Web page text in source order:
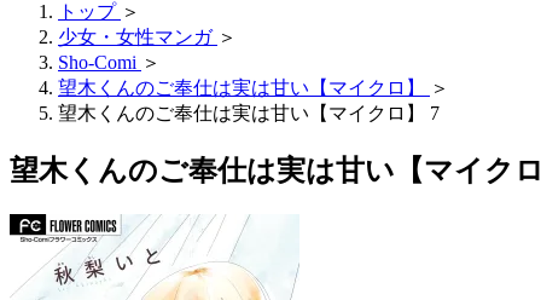
トップ ＞
少女・女性マンガ ＞
Sho-Comi ＞
望木くんのご奉仕は実は甘い【マイクロ】
＞
望木くんのご奉仕は実は甘い【マイクロ】 7
望木くんのご奉仕は実は甘い【マイク